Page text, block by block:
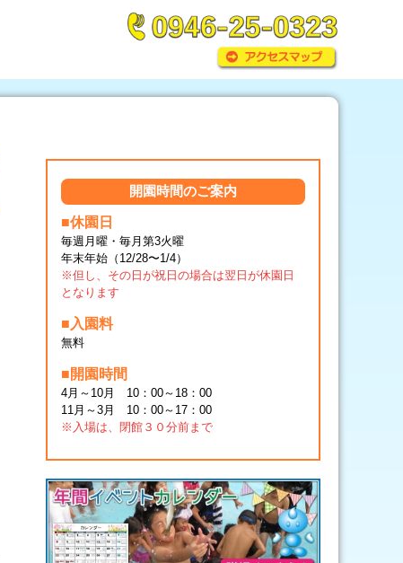
開園時間のご案内
■休園日
毎週月曜・毎月第3火曜
年末年始（12/28〜1/4）
※但し、その日が祝日の場合は翌日が休園日
となります
■入園料
無料
■開園時間
4月～10月 10：00～18：00
11月～3月 10：00～17：00
※入場は、閉館３０分前まで